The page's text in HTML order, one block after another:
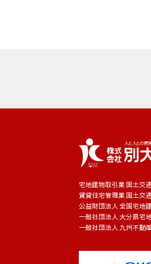
宅地建物取引業 国土交
賃貸住宅管理業 国土交
公益財団法人 全国宅地
一般社団法人 大分県宅
一般社団法人 九州不動